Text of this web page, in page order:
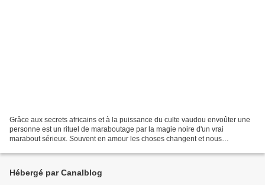
Grâce aux secrets africains et à la puissance du culte vaudou envoûter une
personne est un rituel de maraboutage par la magie noire d'un vrai
marabout sérieux. Souvent en amour les choses changent et nous
Hébergé par Canalblog